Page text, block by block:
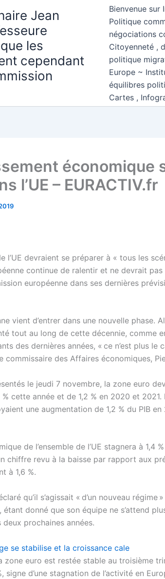
Jean
les
cependant
Bienvenue sur
Politique
négociations
Citoyenneté ,
politique
Europe ~
équilibres
Cartes ,
économique
l’UE – EURACTIV.fr
l’UE devraient se préparer à « tous les
continue de ralentir et ne devrait
européenne dans ses dernières
vient d’entrer dans une nouvelle phase.
tout au long de cette décennie, comme
des dernières années, « ce n’est plus le
commissaire des Affaires économiques,
le jeudi 7 novembre, la zone euro
% cette année et de 1,2 % en 2020 et
une augmentation de 1,2 % du PIB en
de l’ensemble de l’UE stagnera à 1,4
chiffre revu à la baisse par rapport aux
à 1,6 %.
qu’il s’agissait « d’un nouveau régime
étant donné que son équipe ne s’attend
prochaines années.
se stabilise et la croissance cale
zone euro est restée stable au troisième
signe d’une stagnation de l’activité en